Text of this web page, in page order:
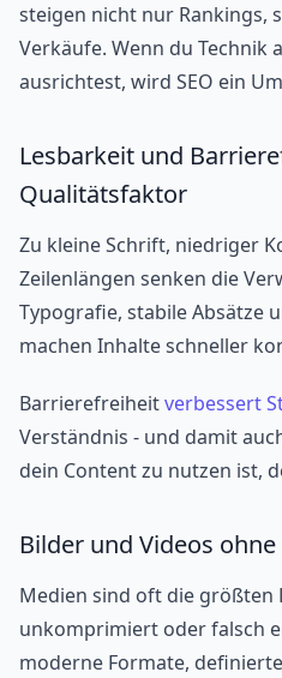
steigen nicht nur Rankings,
Verkäufe. Wenn du Technik
ausrichtest, wird SEO ein
Lesbarkeit und
Qualitätsfaktor
Zu kleine Schrift, niedriger
Zeilenlängen senken die
Typografie, stabile Absätze
machen Inhalte schneller
Barrierefreiheitverbessert
Verständnis - und damit
dein Content zu nutzen ist,
Bilder und Videos
Medien sind oft die größten
unkomprimiert oder falsch
moderne Formate,